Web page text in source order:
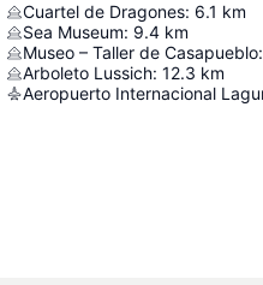
Cuartel de Dragones: 6.1 km
Sea Museum: 9.4 km
Museo – Taller de Casapueblo:
Arboleto Lussich: 12.3 km